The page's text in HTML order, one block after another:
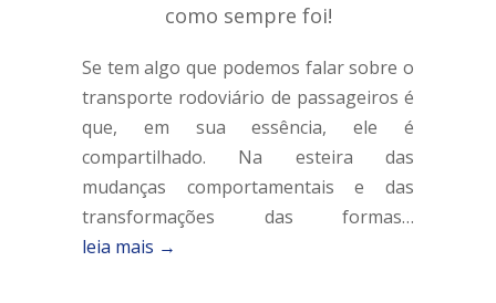
como sempre foi!
Se tem algo que podemos falar sobre o
transporte rodoviário de passageiros é
que, em sua essência, ele é
compartilhado. Na esteira das
mudanças comportamentais e das
transformações das formas…
leia mais →